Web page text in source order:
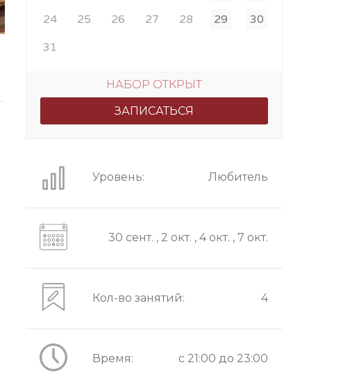
24
25 26 27 28 29
30
31
НАБОР ОТКРЫТ
ЗАПИСАТЬСЯ
Уровень: Любитель
30 сент. , 2 окт. , 4 окт. , 7 окт.
Кол-во занятий: 4
Время: c 21:00 до 23:00